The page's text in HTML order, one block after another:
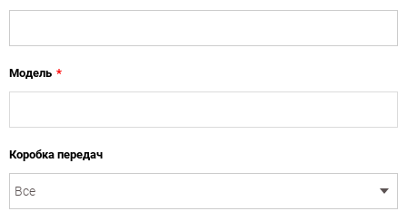
Модель *
Коробка передач